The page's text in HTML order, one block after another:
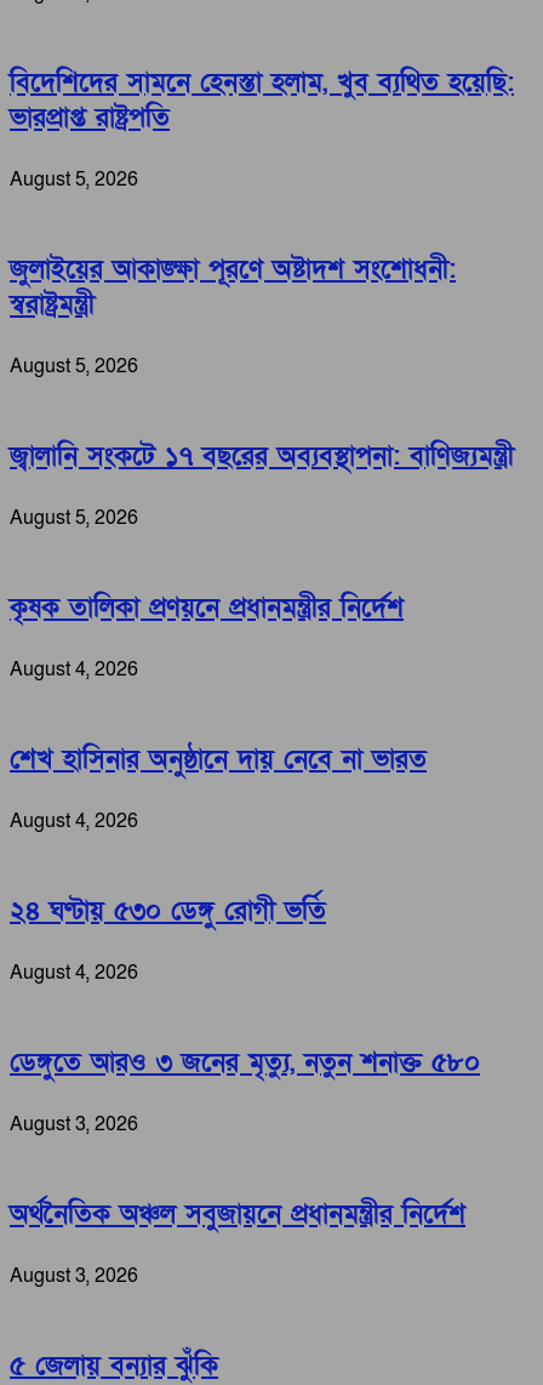
বিদেশিদের সামনে হেনস্তা হলাম, খুব ব্যথিত হয়েছি:
ভারপ্রাপ্ত রাষ্ট্রপতি
August 5, 2026
জুলাইয়ের আকাঙ্ক্ষা পূরণে অষ্টাদশ সংশোধনী:
স্বরাষ্ট্রমন্ত্রী
August 5, 2026
জ্বালানি সংকটে ১৭ বছরের অব্যবস্থাপনা: বাণিজ্যমন্ত্রী
August 5, 2026
কৃষক তালিকা প্রণয়নে প্রধানমন্ত্রীর নির্দেশ
August 4, 2026
শেখ হাসিনার অনুষ্ঠানে দায় নেবে না ভারত
August 4, 2026
২৪ ঘণ্টায় ৫৩০ ডেঙ্গু রোগী ভর্তি
August 4, 2026
ডেঙ্গুতে আরও ৩ জনের মৃত্যু, নতুন শনাক্ত ৫৮০
August 3, 2026
অর্থনৈতিক অঞ্চল সবুজায়নে প্রধানমন্ত্রীর নির্দেশ
August 3, 2026
৫ জেলায় বন্যার ঝুঁকি